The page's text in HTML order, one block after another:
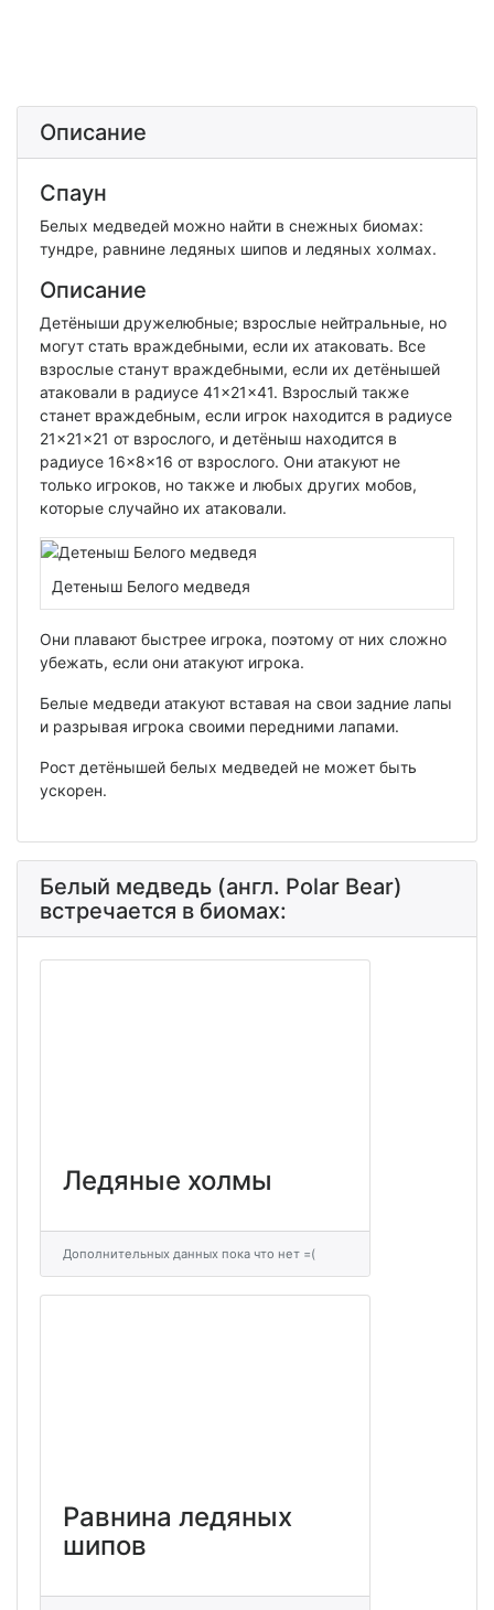
Описание
Спаун
Белых медведей можно найти в снежных биомах:
тундре, равнине ледяных шипов и ледяных холмах.
Описание
Детёныши дружелюбные; взрослые нейтральные, но
могут стать враждебными, если их атаковать. Все
взрослые станут враждебными, если их детёнышей
атаковали в радиусе 41×21×41. Взрослый также
станет враждебным, если игрок находится в радиусе
21×21×21 от взрослого, и детёныш находится в
радиусе 16×8×16 от взрослого. Они атакуют не
только игроков, но также и любых других мобов,
которые случайно их атаковали.
Детеныш Белого медведя
Они плавают быстрее игрока, поэтому от них сложно
убежать, если они атакуют игрока.
Белые медведи атакуют вставая на свои задние лапы
и разрывая игрока своими передними лапами.
Рост детёнышей белых медведей не может быть
ускорен.
Белый медведь (англ. Polar Bear)
встречается в биомах:
Ледяные холмы
Дополнительных данных пока что нет =(
Равнина ледяных
шипов